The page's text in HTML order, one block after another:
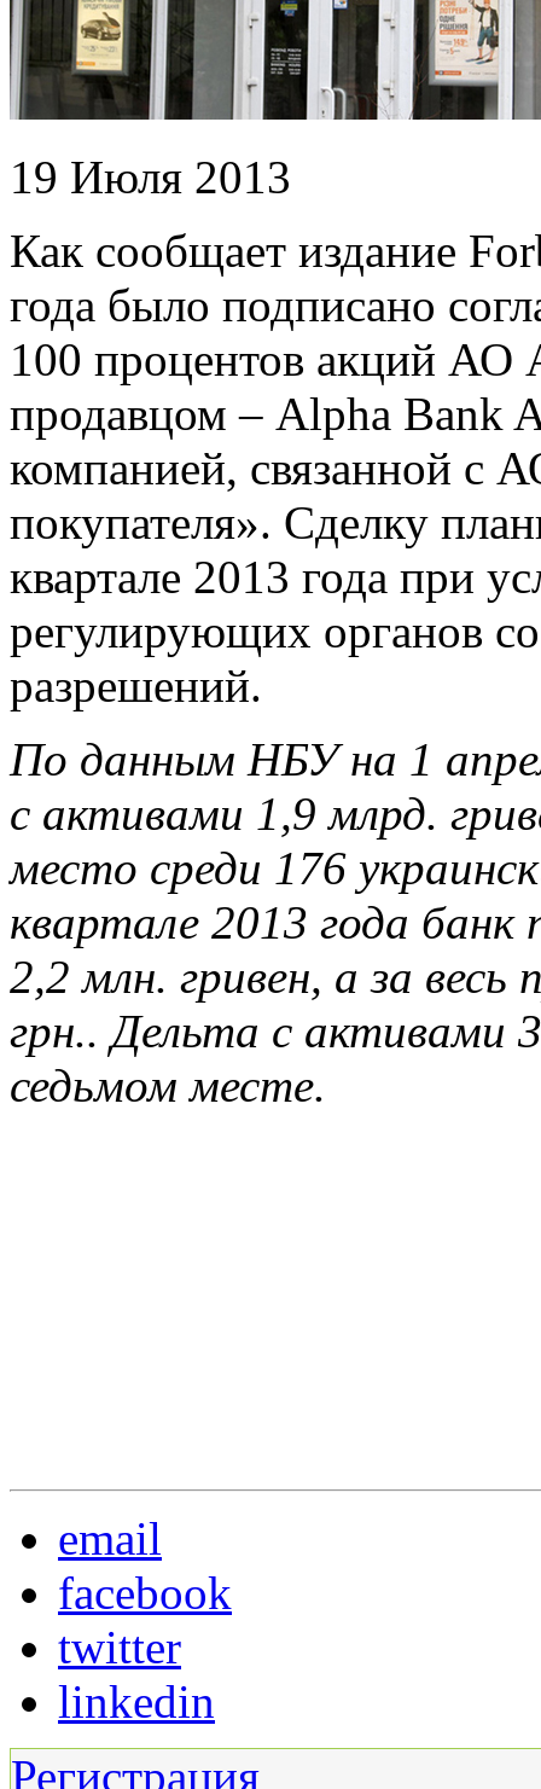
19 Июля 2013
Как сообщает издание
года было подписано
100 процентов акций АО
продавцом – Alpha Bank
компанией, связанной с
покупателя». Сделку
квартале 2013 года при
регулирующих органов
разрешений.
По данным НБУ на 1
с активами 1,9 млрд.
место среди 176
квартале 2013 года банк
2,2 млн. гривен, а за
грн.. Дельта с активами
седьмом месте.
email
facebook
twitter
linkedin
Регистрация